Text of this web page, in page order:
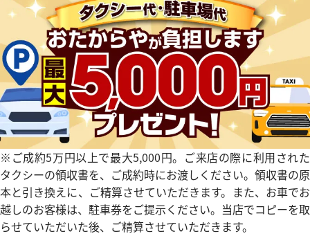
ロイヤルオーク オフショア
ンス 25807ST.O.1010ST.01
格
日時点の参考買取価格です
オーデマ ピゲ ロイヤルオー
クロノグラフ
参考買取価格
2,787,000円
※2026年1月27日時点の参考
※ご成約5万円以上で最大5,000円。ご来店の際に利用された
タクシーの領収書を、ご成約時にお渡しください。領収書の原
本と引き換えに、ご精算させていただきます。また、お車でお
越しのお客様は、駐車券をご提示ください。当店でコピーを取
らせていただいた後、ご精算させていただきます。